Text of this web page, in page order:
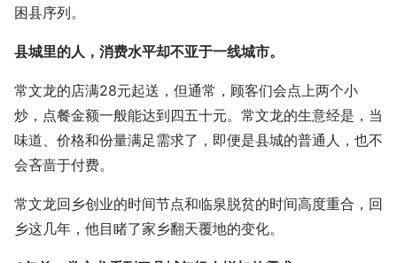
困县序列。
县城里的人，消费水平却不亚于一线城市。
常文龙的店满28元起送，但通常，顾客们会点上两个小
炒，点餐金额一般能达到四五十元。常文龙的生意经是，当
味道、价格和份量满足需求了，即便是县城的普通人，也不
会吝啬于付费。
常文龙回乡创业的时间节点和临泉脱贫的时间高度重合，回
乡这几年，他目睹了家乡翻天覆地的变化。